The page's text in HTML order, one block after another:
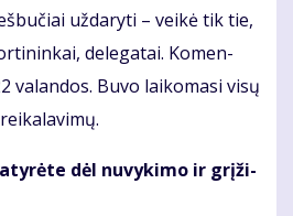
už­da­ry­ti – vei­kė tik tie,
de­le­ga­tai. Ko­men­
va­lan­dos. Bu­vo lai­ko­ma­si vi­sų
dėl nu­vy­ki­mo ir grį­ži­